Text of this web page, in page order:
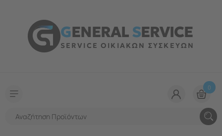
GENERALSERVICE
SERVICE ΟΙΚΙΑΚΩΝ ΣΥΣΚΕΥΩΝ
0